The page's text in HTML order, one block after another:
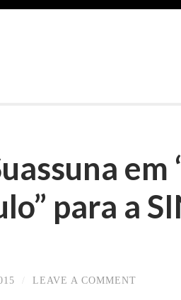
em
para a
LEAVE A COMMENT